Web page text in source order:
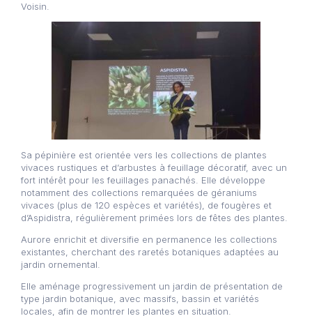
Voisin.
Sa pépinière est orientée vers les collections de plantes
vivaces rustiques et d’arbustes à feuillage décoratif, avec un
fort intérêt pour les feuillages panachés. Elle développe
notamment des collections remarquées de géraniums
vivaces (plus de 120 espèces et variétés), de fougères et
d’Aspidistra, régulièrement primées lors de fêtes des plantes.
Aurore enrichit et diversifie en permanence les collections
existantes, cherchant des raretés botaniques adaptées au
jardin ornemental.
Elle aménage progressivement un jardin de présentation de
type jardin botanique, avec massifs, bassin et variétés
locales, afin de montrer les plantes en situation.